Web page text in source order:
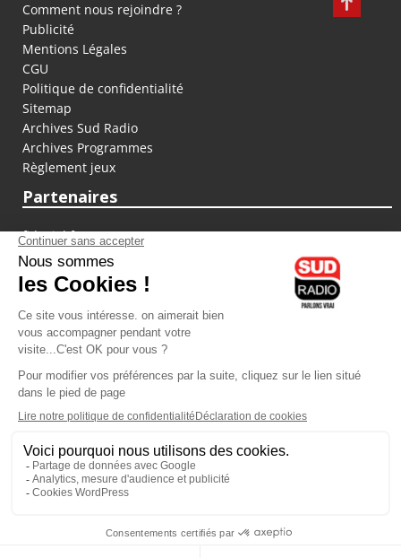
Comment nous rejoindre ?
Publicité
Mentions Légales
CGU
Politique de confidentialité
Sitemap
Archives Sud Radio
Archives Programmes
Règlement jeux
Partenaires
fiducial.fr
lyoncapitale.fr
olympique-et-lyonnais.com
L'application Iphone / Android
Téléchargez l'application
Les cookies
Gestion des cookies
Crédit photos : ©Sud Radio / Pierre Olivier